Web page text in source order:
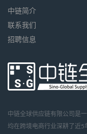
中链简介
联系我们
招聘信息
中链全球供应链有限公司是
均在跨境电商行业深耕了近5